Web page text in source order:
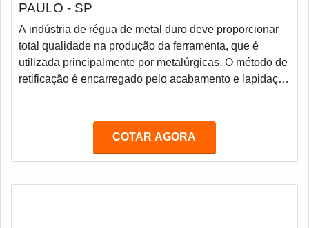
PAULO - SP
A indústria de régua de metal duro deve proporcionar
total qualidade na produção da ferramenta, que é
utilizada principalmente por metalúrgicas. O método de
retificação é encarregado pelo acabamento e lapidação
nas empresas do ramo.A régua de metal duro é
cilíndricas a serem retificadas. Essa régua garante
COTAR AGORA